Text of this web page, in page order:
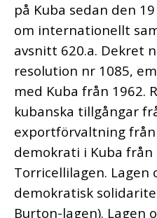
på Kuba sedan den
om internationellt
avsnitt 620.a. Dekret
resolution nr 1085,
med Kuba från 1962.
kubanska tillgångar
exportförvaltning från
demokrati i Kuba från
Torricellilagen. Lagen
demokratisk
Burton-lagen). Lagen